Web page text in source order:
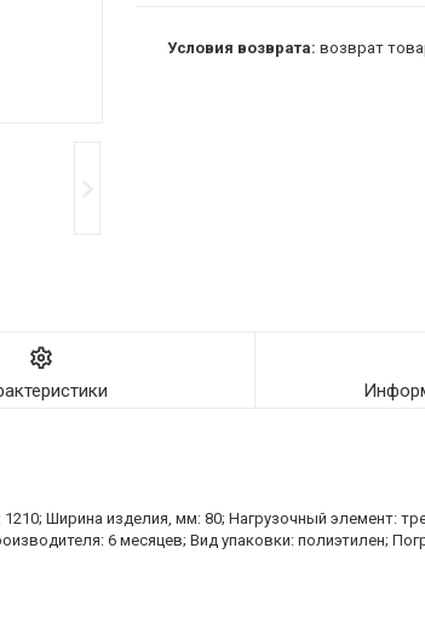
возврат
Ширина изделия, мм: 80; Нагрузочный элемент:
6 месяцев; Вид упаковки: полиэтилен;